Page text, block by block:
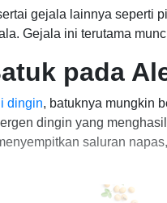
gejala lainnya seperti
Gejala ini terutama
pada
dingin, batuknya mungkin
dingin yang
saluran